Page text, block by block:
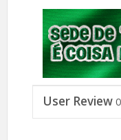
User Review 0